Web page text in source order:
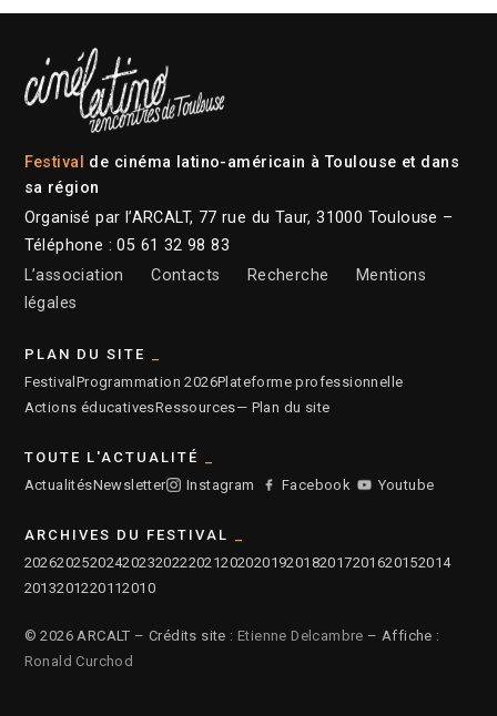
Festival de cinéma latino-américain à Toulouse et dans
sa région
Organisé par l’ARCALT, 77 rue du Taur, 31000 Toulouse –
Téléphone : 05 61 32 98 83
L’association
Contacts Recherche
Mentions
légales
PLAN DU SITE
Festival Programmation 2026Plateforme professionnelle
Actions éducativesRessources— Plan du site
TOUTE L'ACTUALITÉ
ActualitésNewsletter Instagram Facebook Youtube
ARCHIVES DU FESTIVAL
2026202520242023202220212020201920182017201620152014
2013201220112010
© 2026 ARCALT – Crédits site : Etienne Delcambre – Affiche :
Ronald Curchod